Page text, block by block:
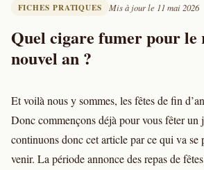
FICHES PRATIQUES Mis à jour le 11 mai 2026
Quel cigare fumer pour le
nouvel an ?
Et voilà nous y sommes, les fêtes de fin
Donc commençons déjà pour vous fêter un
continuons donc cet article par ce qui va se
venir. La période annonce des repas de